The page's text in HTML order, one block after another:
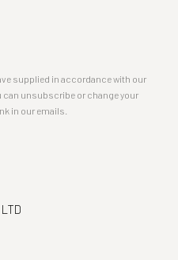
supplied in accordance with our
can unsubscribe or change your
in our emails.